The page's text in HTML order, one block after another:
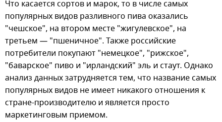
Что касается сортов и марок, то в числе самых
популярных видов разливного пива оказались
"чешское", на втором месте "жигулевское", на
третьем — "пшеничное". Также российские
потребители покупают "немецкое", "рижское",
"баварское" пиво и "ирландский" эль и стаут. Однако
анализ данных затрудняется тем, что название самых
популярных видов не имеет никакого отношения к
стране-производителю и является просто
маркетинговым приемом.